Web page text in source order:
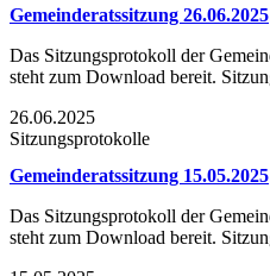
Gemeinderatssitzung 26.06.2025
Das Sitzungsprotokoll der
steht zum Download bereit.
26.06.2025
Sitzungsprotokolle
Gemeinderatssitzung 15.05.2025
Das Sitzungsprotokoll der
steht zum Download bereit.